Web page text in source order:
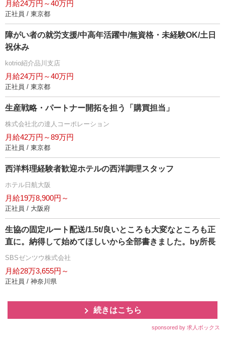
月給24万円～40万円
正社員 / 東京都
障がい者の就労支援/中高年活躍中/無資格・未経験OK/土日
祝休み
kotrio紹介品川支店
月給24万円～40万円
正社員 / 東京都
生産戦略・パートナー開拓を担う「購買担当」
株式会社北の達人コーポレーション
月給42万円～89万円
正社員 / 東京都
西洋料理経験者歓迎ホテルの西洋調理スタッフ
ホテル日航大阪
月給19万8,900円～
正社員 / 大阪府
生協の固定ルート配送/1.5t/良いところも大変なところも正
直に。納得して始めてほしいから全部書きました。by所長
SBSゼンツウ株式会社
月給28万3,655円～
正社員 / 神奈川県
続きはこちら
sponsored by 求人ボックス